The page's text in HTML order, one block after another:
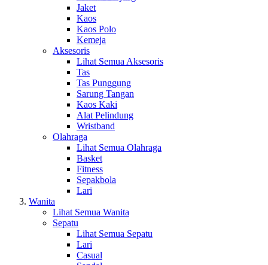
Jaket
Kaos
Kaos Polo
Kemeja
Aksesoris
Lihat Semua Aksesoris
Tas
Tas Punggung
Sarung Tangan
Kaos Kaki
Alat Pelindung
Wristband
Olahraga
Lihat Semua Olahraga
Basket
Fitness
Sepakbola
Lari
Wanita
Lihat Semua Wanita
Sepatu
Lihat Semua Sepatu
Lari
Casual